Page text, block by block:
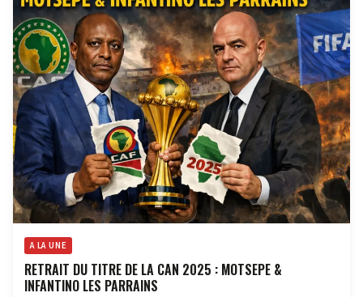
A LA UNE
RETRAIT DU TITRE DE LA CAN 2025 : MOTSEPE &
INFANTINO LES PARRAINS